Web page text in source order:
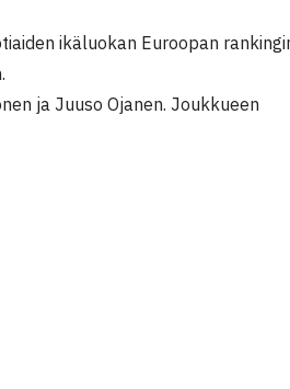
ikäluokan Euroopan
ja Juuso Ojanen. Joukkueen